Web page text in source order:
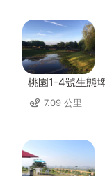
桃園1-4號生態
7.09 公里